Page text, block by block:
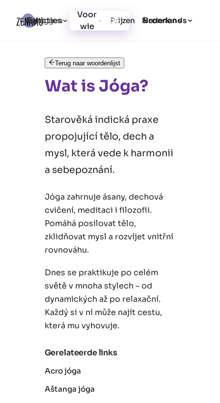
Functies
Voor
wie
Prijzen Bronnen
Inloggen Registratie Nederlands
Terug naar woordenlijst
Wat is Jóga?
Starověká indická praxe
propojující tělo, dech a
mysl, která vede k harmonii
a sebepoznání.
Jóga zahrnuje ásany, dechová
cvičení, meditaci i filozofii.
Pomáhá posilovat tělo,
zklidňovat mysl a rozvíjet vnitřní
rovnováhu.
Dnes se praktikuje po celém
světě v mnoha stylech – od
dynamických až po relaxační.
Každý si v ní může najít cestu,
která mu vyhovuje.
Gerelateerde links
Acro jóga
Aštanga jóga